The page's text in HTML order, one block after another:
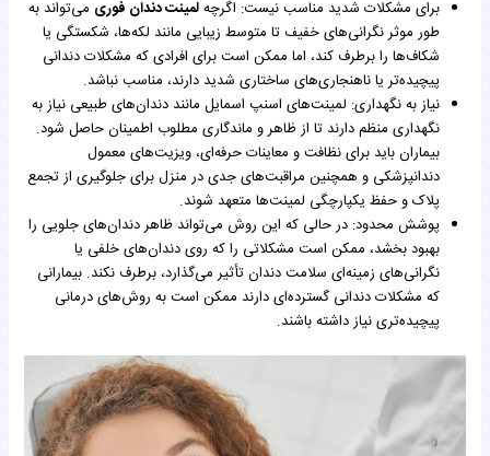
برای مشکلات شدید مناسب نیست: اگرچهلمینت دندان فوری می‌تواند به
طور موثر نگرانی‌های خفیف تا متوسط زیبایی مانند لکه‌ها، شکستگی یا
شکاف‌ها را برطرف کند، اما ممکن است برای افرادی که مشکلات دندانی
پیچیده‌تر یا ناهنجاری‌های ساختاری شدید دارند، مناسب نباشد.
نیاز به نگهداری: لمینت‌های اسنپ اسمایل مانند دندان‌های طبیعی نیاز به
نگهداری منظم دارند تا از ظاهر و ماندگاری مطلوب اطمینان حاصل شود.
بیماران باید برای نظافت و معاینات حرفه‌ای، ویزیت‌های معمول
دندانپزشکی و همچنین مراقبت‌های جدی در منزل برای جلوگیری از تجمع
پلاک و حفظ یکپارچگی لمینت‌ها متعهد شوند.
پوشش محدود: در حالی که این روش می‌تواند ظاهر دندان‌های جلویی را
بهبود بخشد، ممکن است مشکلاتی را که روی دندان‌های خلفی یا
نگرانی‌های زمینه‌ای سلامت دندان تأثیر می‌گذارد، برطرف نکند. بیمارانی
که مشکلات دندانی گسترده‌ای دارند ممکن است به روش‌های درمانی
پیچیده‌تری نیاز داشته باشند.